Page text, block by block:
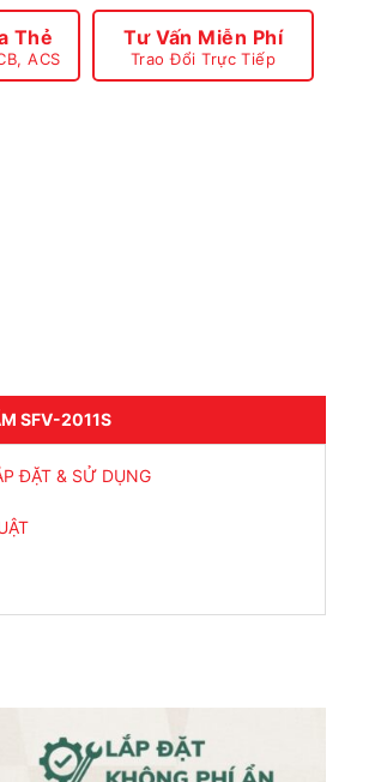
Thẻ
ACS
Tư Vấn Miễn Phí
Trao Đổi Trực Tiếp
SFV-2011S
ĐẶT & SỬ DỤNG